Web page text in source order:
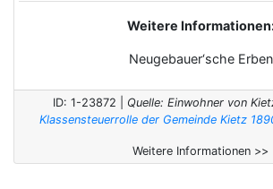
Weitere
Neugebauer‘sche Erben
ID: 1-23872 | Quelle: Einwohner von
Klassensteuerrolle der Gemeinde Kietz
Weitere Informationen >>